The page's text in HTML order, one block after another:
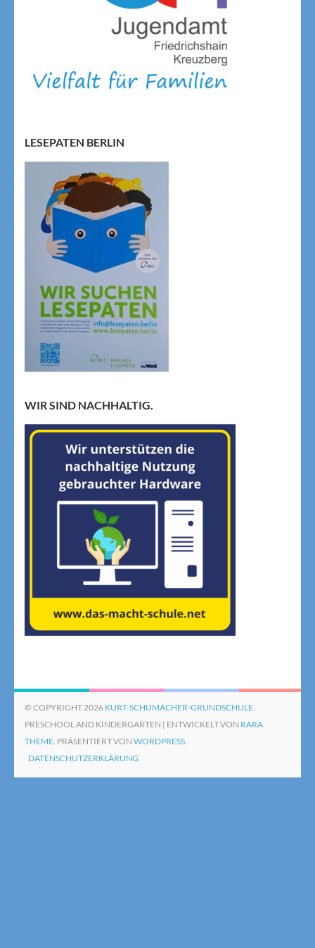
LESEPATEN BERLIN
WIR SIND NACHHALTIG.
© COPYRIGHT 2026 KURT-SCHUMACHER-GRUNDSCHULE.
PRESCHOOL AND KINDERGARTEN | ENTWICKELT VON RARA
THEME. PRÄSENTIERT VON WORDPRESS.
DATENSCHUTZERKLÄRUNG